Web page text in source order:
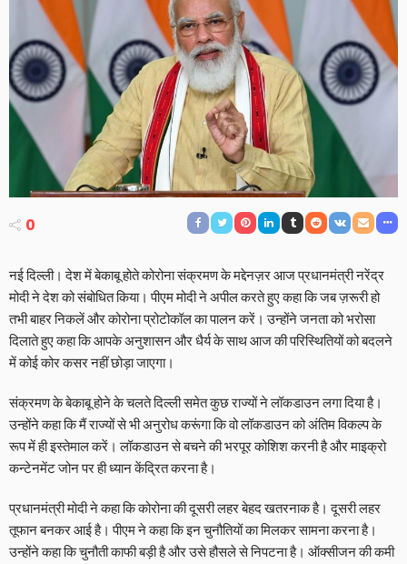
0
नई दिल्ली। देश में बेकाबू होते कोरोना संक्रमण के मद्देनज़र आज प्रधानमंत्री नरेंद्र
मोदी ने देश को संबोधित किया। पीएम मोदी ने अपील करते हुए कहा कि जब ज़रूरी हो
तभी बाहर निकलें और कोरोना प्रोटोकॉल का पालन करें। उन्होंने जनता को भरोसा
दिलाते हुए कहा कि आपके अनुशासन और धैर्य के साथ आज की परिस्थितियों को बदलने
में कोई कोर कसर नहीं छोड़ा जाएगा।
संक्रमण के बेकाबू होने के चलते दिल्ली समेत कुछ राज्यों ने लॉकडाउन लगा दिया है।
उन्होंने कहा कि मैं राज्यों से भी अनुरोध करूंगा कि वो लॉकडाउन को अंतिम विकल्प के
रूप में ही इस्तेमाल करें। लॉकडाउन से बचने की भरपूर कोशिश करनी है और माइक्रो
कन्टेनमेंट जोन पर ही ध्यान केंद्रित करना है।
प्रधानमंत्री मोदी ने कहा कि कोरोना की दूसरी लहर बेहद खतरनाक है। दूसरी लहर
तूफान बनकर आई है। पीएम ने कहा कि इन चुनौतियों का मिलकर सामना करना है।
उन्होंने कहा कि चुनौती काफी बड़ी है और उसे हौसले से निपटना है। ऑक्सीजन की कमी